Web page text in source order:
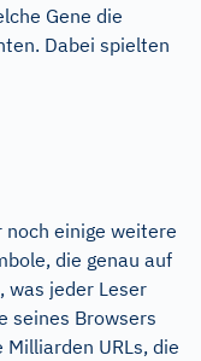
Gene die
Dabei spielten
einige weitere
die genau auf
was jeder Leser
seines Browsers
URLs, die